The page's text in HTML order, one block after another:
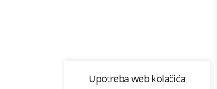
Upotreba web kolačića
Bonus plus